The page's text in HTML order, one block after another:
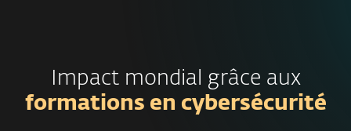
Impact mondial grâce aux
formations en cybersécurité